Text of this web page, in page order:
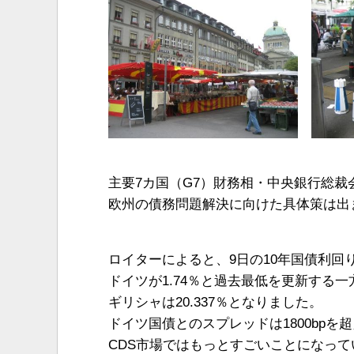
主要7カ国（G7）財務相・中央銀行総裁
欧州の債務問題解決に向けた具体策は
ロイターによると、9日の10年国債利回
ドイツが1.74％と過去最低を更新する一
ギリシャは20.337％となりました。
ドイツ国債とのスプレッドは1800bpを
CDS市場ではもっとすごいことになっ